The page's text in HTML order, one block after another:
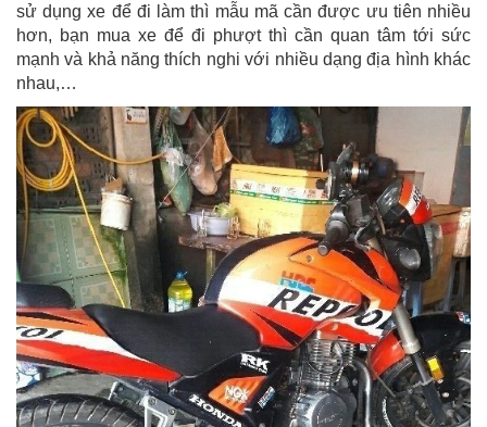
sử dụng xe để đi làm thì mẫu mã cần được ưu tiên nhiều
hơn, bạn mua xe để đi phượt thì cần quan tâm tới sức
mạnh và khả năng thích nghi với nhiều dạng địa hình khác
nhau,…